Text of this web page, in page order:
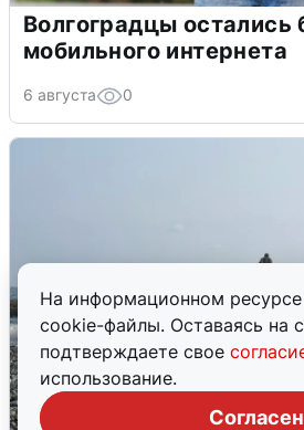
На информационном
cookie-файлы. Оставаясь на
подтверждаете свое
использование.
Согласен
Волгоградцы остались
мобильного интернета
6 августа 0